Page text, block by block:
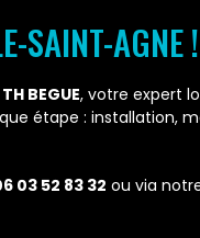
SAINT-AGNE !
TH BEGUE, votre expert
étape : installation,
03 52 83 32 ou via